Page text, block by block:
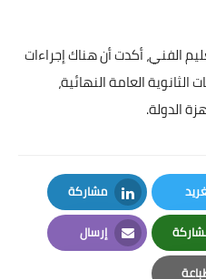
الفني، أكدت أن هناك إجراءات
الثانوية العامة النهائية،
الدولة.
مشاركة
LinkedIn
إرسال
Email